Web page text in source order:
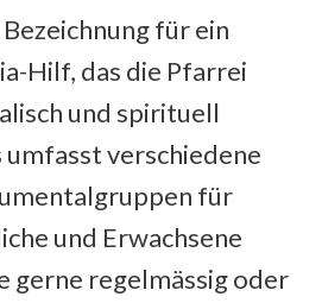
für ein
Hilf, das die Pfarrei
und spirituell
umfasst verschiedene
für
und Erwachsene
gerne regelmässig oder